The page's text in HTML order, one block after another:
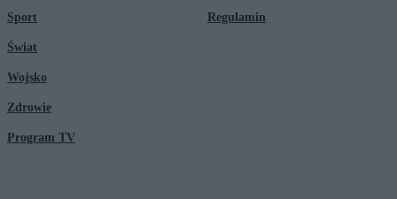
Sport
Świat
Wojsko
Zdrowie
Program TV
Regulamin